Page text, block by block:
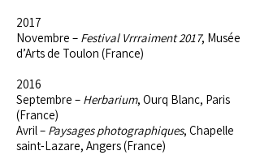
2017
Novembre – Festival Vrrraiment 2017, Musée
d’Arts de Toulon (France)
2016
Septembre – Herbarium, Ourq Blanc, Paris
(France)
Avril – Paysages photographiques, Chapelle
saint-Lazare, Angers (France)